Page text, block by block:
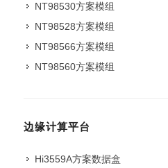
NT98530方案模组
NT98528方案模组
NT98566方案模组
NT98560方案模组
边缘计算平台
Hi3559A方案数据盒